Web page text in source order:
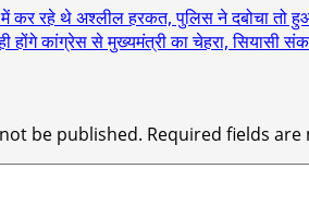
कर रहे थे अश्लील हरकत, पुलिस ने दबोचा तो
होंगे कांग्रेस से मुख्यमंत्री का चेहरा, सियासी
be published. Required fields are